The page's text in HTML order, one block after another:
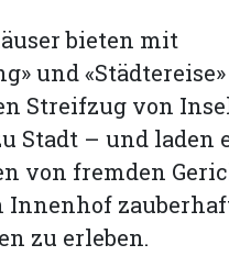
bieten mit
und
Streifzug von
Stadt – und laden
von fremden
zu erleben.